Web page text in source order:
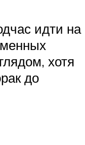
идти на
хотя
до